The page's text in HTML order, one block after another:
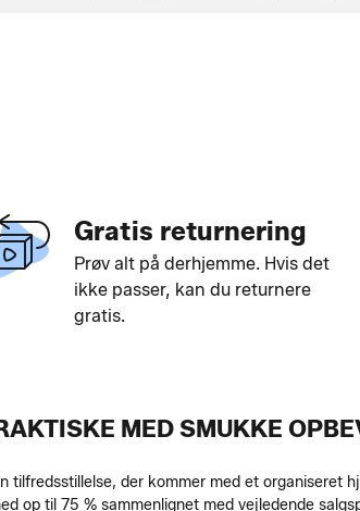
Gratis returnering
Prøv alt på derhjemme. Hvis det
ikke passer, kan du returnere
gratis.
MED SMUKKE
tilfredsstillelse, der kommer med et organiseret
op til 75 % sammenlignet med vejledende